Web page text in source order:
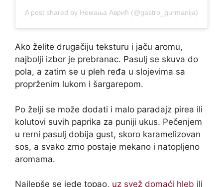
A post shared by Немања Аврић (@gastro_gurmanija)
Ako želite drugačiju teksturu i jaču aromu,
najbolji izbor je prebranac. Pasulj se skuva do
pola, a zatim se u pleh ređa u slojevima sa
proprženim lukom i šargarepom.
Po želji se može dodati i malo paradajz pirea ili
kolutovi suvih paprika za puniji ukus. Pečenjem
u rerni pasulj dobija gust, skoro karamelizovan
sos, a svako zrno postaje mekano i natopljeno
aromama.
Najlepše se jede topao, uz svež domaći hleb ili